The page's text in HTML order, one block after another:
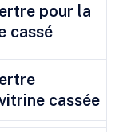
pour la
cassé
cassée